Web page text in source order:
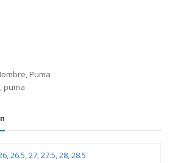
, Puma
, puma
,26.5,27,27.5,28,28.5